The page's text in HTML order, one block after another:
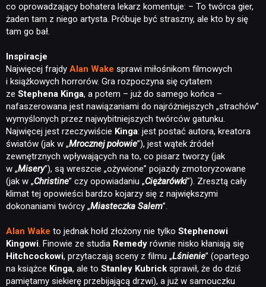
co oprowadzający bohatera lekarz komentuje: – To twórca gier,
żaden tam z niego artysta. Próbuje być straszny, ale kto by się
tam go bał.
Inspiracje
Najwięcej frajdy Alan Wake sprawi miłośnikom filmowych
i książkowych horrorów. Gra rozpoczyna się cytatem
ze Stephena Kinga, a potem – już do samego końca –
nafaszerowana jest nawiązaniami do najróżniejszych „strachów”
wymyślonych przez najwybitniejszych twórców gatunku.
Najwięcej jest rzeczywiście Kinga: jest postać autora, kreatora
światów (jak w „Mrocznej połowie”), jest wątek źródeł
zewnętrznych wpływających na to, co pisarz tworzy (jak
w „Misery”), są wreszcie „ożywione” pojazdy zmotoryzowane
(jak w „Christine” czy opowiadaniu „Ciężarówki”). Zresztą cały
klimat tej opowieści bardzo kojarzy się z największymi
dokonaniami twórcy „Miasteczka Salem”.
Alan Wake to jednak hołd złożony nie tylko Stephenowi
Kingowi. Finowie ze studia Remedy równie nisko kłaniają się
Hitchcockowi, przytaczają sceny z filmu „Lśnienie” (opartego
na książce Kinga, ale to Stanley Kubrick sprawił, że do dziś
pamiętamy siekierę przebijającą drzwi), a już w samouczku